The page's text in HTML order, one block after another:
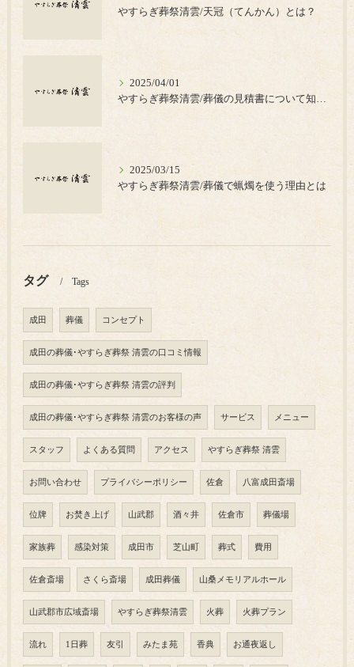
やすらぎ葬祭清雲/天冠（てんかん）とは？
2025/04/01
2025/03/15
やすらぎ葬祭清雲/葬儀で蝋燭を使う理由とは
タグ Tags
成田 葬儀 コンセプト
成田の葬儀･やすらぎ葬祭 清雲の口コミ情報
成田の葬儀･やすらぎ葬祭 清雲の評判
成田の葬儀･やすらぎ葬祭 清雲のお客様の声 サービス メニュー
スタッフ よくある質問 アクセス やすらぎ葬祭 清雲
お問い合わせ プライバシーポリシー 佐倉 八富成田斎場
位牌 お焚き上げ 山武郡 酒々井 佐倉市 葬儀場
家族葬 感染対策 成田市 芝山町 葬式 費用
佐倉斎場 さくら斎場 成田葬儀 山桑メモリアルホール
山武郡市広域斎場 やすらぎ葬祭清雲 火葬 火葬プラン
流れ 1日葬 友引 みたま苑 香典 お通夜返し